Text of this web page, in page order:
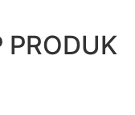
PRODUK